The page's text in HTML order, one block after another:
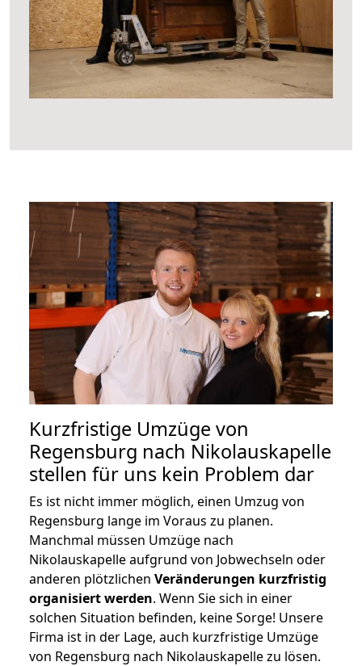
Kurzfristige Umzüge von
Regensburg nach Nikolauskapelle
stellen für uns kein Problem dar
Es ist nicht immer möglich, einen Umzug von
Regensburg lange im Voraus zu planen.
Manchmal müssen Umzüge nach
Nikolauskapelle aufgrund von Jobwechseln oder
anderen plötzlichen Veränderungen kurzfristig
organisiert werden. Wenn Sie sich in einer
solchen Situation befinden, keine Sorge! Unsere
Firma ist in der Lage, auch kurzfristige Umzüge
von Regensburg nach Nikolauskapelle zu lösen.